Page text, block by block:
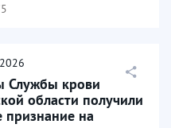
2026
Службы крови
области получили
признание на